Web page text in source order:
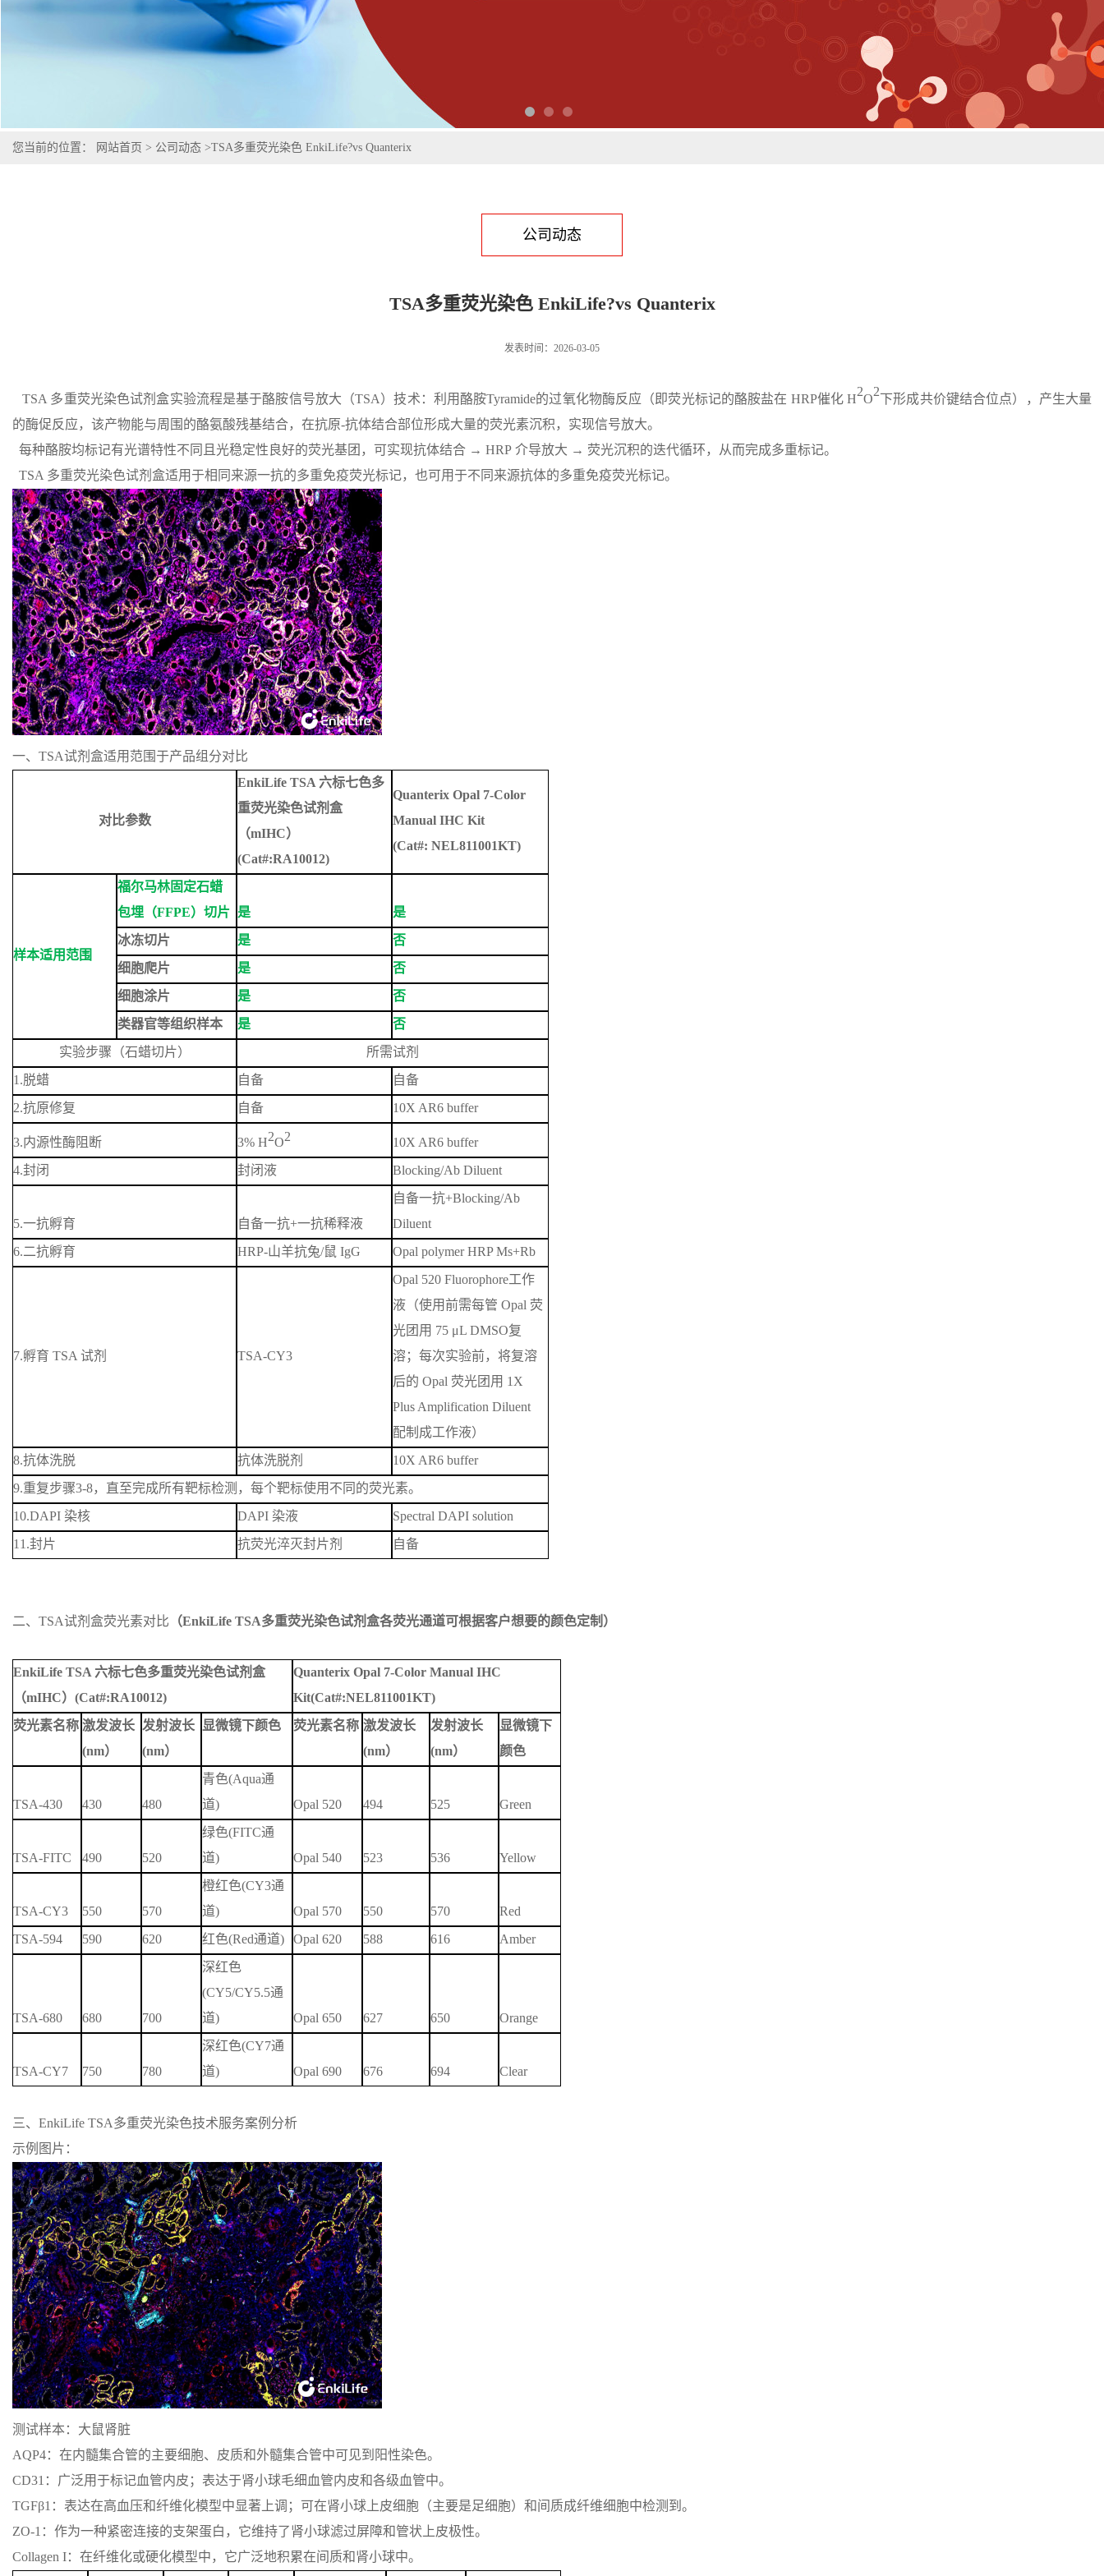
您当前的位置： 网站首页 > 公司动态 >TSA多重荧光染色 EnkiLife?vs Quanterix
公司动态
TSA多重荧光染色 EnkiLife?vs Quanterix
发表时间：2026-03-05
TSA 多重荧光染色试剂盒实验流程是基于酪胺信号放大（TSA）技术：利用酪胺Tyramide的过氧化物酶反应（即荧光标记的酪胺盐在 HRP催化 H
2
O
2
下形成共价键结合位点），产生大量
的酶促反应，该产物能与周围的酪氨酸残基结合，在抗原-抗体结合部位形成大量的荧光素沉积，实现信号放大。
每种酪胺均标记有光谱特性不同且光稳定性良好的荧光基团，可实现抗体结合 → HRP 介导放大 → 荧光沉积的迭代循环，从而完成多重标记。
TSA 多重荧光染色试剂盒适用于相同来源一抗的多重免疫荧光标记，也可用于不同来源抗体的多重免疫荧光标记。
一、TSA试剂盒适用范围于产品组分对比
对比参数
EnkiLife TSA 六标七色多
重荧光染色试剂盒
（mIHC）
(Cat#:RA10012)
Quanterix Opal 7-Color
Manual IHC Kit
(Cat#: NEL811001KT)
样本适用范围
福尔马林固定石蜡
包埋（FFPE）切片 是
是
冰冻切片
是
否
细胞爬片
是
否
细胞涂片
是
否
类器官等组织样本
是
否
实验步骤（石蜡切片）
所需试剂
1.脱蜡 自备
自备
2.抗原修复 自备 10X AR6 buffer
3.内源性酶阻断 3% H2O2
10X AR6 buffer
4.封闭 封闭液 Blocking/Ab Diluent
5.一抗孵育 自备一抗+一抗稀释液
自备一抗+Blocking/Ab
Diluent
6.二抗孵育 HRP‐山羊抗兔/鼠IgG Opal polymer HRP Ms+Rb
7.孵育 TSA试剂 TSA-CY3
Opal 520 Fluorophore工作
液（使用前需每管 Opal 荧
光团用 75 μL DMSO复
溶；每次实验前，将复溶
后的Opal 荧光团用 1X
Plus Amplification Diluent
配制成工作液）
8.抗体洗脱 抗体洗脱剂
10X AR6 buffer
9.重复步骤3-8，直至完成所有靶标检测，每个靶标使用不同的荧光素。
10.DAPI 染核 DAPI 染液
Spectral DAPI solution
11.封片 抗荧光淬灭封片剂 自备
二、TSA试剂盒荧光素对比 （EnkiLife TSA多重荧光染色试剂盒各荧光通道可根据客户想要的颜色定制）
EnkiLife TSA 六标七色多重荧光染色试剂盒
（mIHC）(Cat#:RA10012)
Quanterix Opal 7-Color Manual IHC
Kit(Cat#:NEL811001KT)
荧光素名称 激发波长
(nm）
发射波长
(nm）
显微镜下颜色 荧光素名称 激发波长
(nm）
发射波长
(nm）
显微镜下
颜色
TSA-430 430 480
青色(Aqua通
道) Opal 520 494 525 Green
TSA-FITC 490 520
绿色(FITC通
道) Opal 540 523 536 Yellow
TSA-CY3 550 570
橙红色(CY3通
道) Opal 570 550 570
Red
TSA-594
590 620 红色(Red通道) Opal 620 588 616 Amber
TSA-680 680 700
深红色
(CY5/CY5.5通
道) Opal 650 627 650 Orange
TSA-CY7 750 780
深红色(CY7通
道) Opal 690 676 694 Clear
三、EnkiLife TSA多重荧光染色技术服务案例分析
示例图片：
测试样本：大鼠肾脏
AQP4：在内髓集合管的主要细胞、皮质和外髓集合管中可见到阳性染色。
CD31：广泛用于标记血管内皮；表达于肾小球毛细血管内皮和各级血管中。
TGFβ1：表达在高血压和纤维化模型中显著上调；可在肾小球上皮细胞（主要是足细胞）和间质成纤维细胞中检测到。
ZO-1：作为一种紧密连接的支架蛋白，它维持了肾小球滤过屏障和管状上皮极性。
Collagen I：在纤维化或硬化模型中，它广泛地积累在间质和肾小球中。